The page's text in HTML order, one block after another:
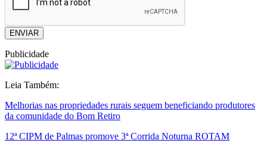
ENVIAR
Publicidade
Leia Também:
Melhorias nas propriedades rurais seguem beneficiando produtores
da comunidade do Bom Retiro
12ª CIPM de Palmas promove 3ª Corrida Noturna ROTAM